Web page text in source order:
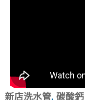
新店洗水管, 碳酸鈣